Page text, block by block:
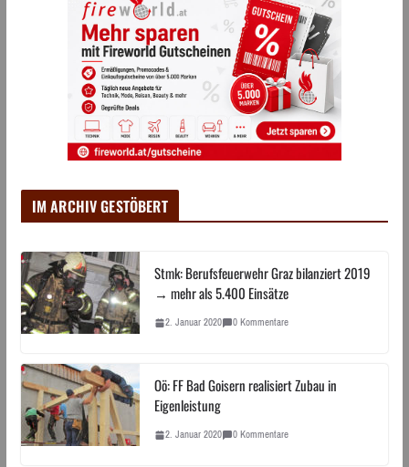
IM ARCHIV GESTÖBERT
Stmk: Berufsfeuerwehr Graz bilanziert 2019
→ mehr als 5.400 Einsätze
2. Januar 2020 0 Kommentare
Oö: FF Bad Goisern realisiert Zubau in
Eigenleistung
2. Januar 2020 0 Kommentare